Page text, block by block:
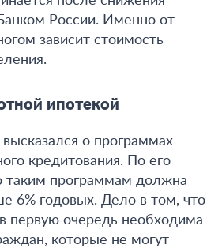
России. Именно от
зависит стоимость
ипотекой
о программах
кредитования. По его
таким программам должна
6% годовых. Дело в том, что
первую очередь необходима
которые не могут